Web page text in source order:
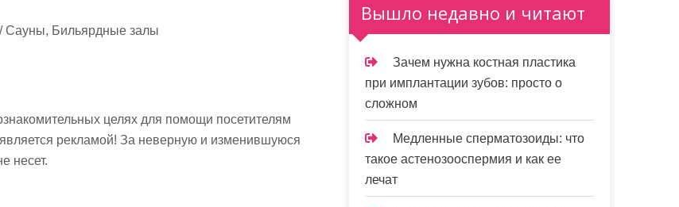
Сауны, Бильярдные залы
целях для помощи посетителям
рекламой! За неверную и изменившуюся
несет.
Вышло недавно и читают
Зачем нужна костная пластика
при имплантации зубов: просто о
сложном
Медленные сперматозоиды: что
такое астенозооспермия и как ее
лечат